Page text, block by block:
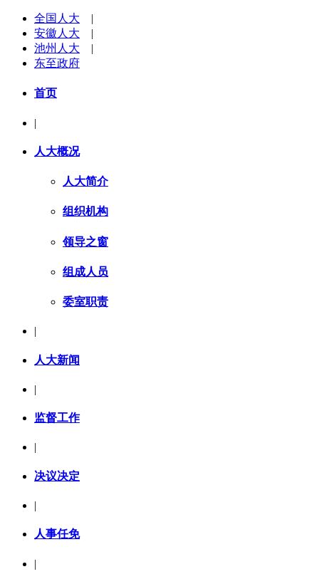
全国人大 |
安徽人大 |
池州人大 |
东至政府
首页
|
人大概况
人大简介
组织机构
领导之窗
组成人员
委室职责
|
人大新闻
|
监督工作
决议决定
|
人事任免
|